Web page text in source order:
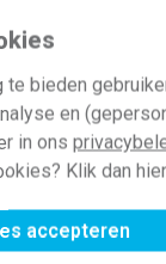
te bieden
en
in ons
Klik dan hier
accepteren